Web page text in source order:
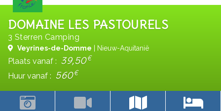
DOMAINE LES PASTOURELS
3 Sterren Camping
Veyrines-de-Domme | Nieuw-Aquitanië
Plaats vanaf : 39,50€
Huur vanaf : 560€